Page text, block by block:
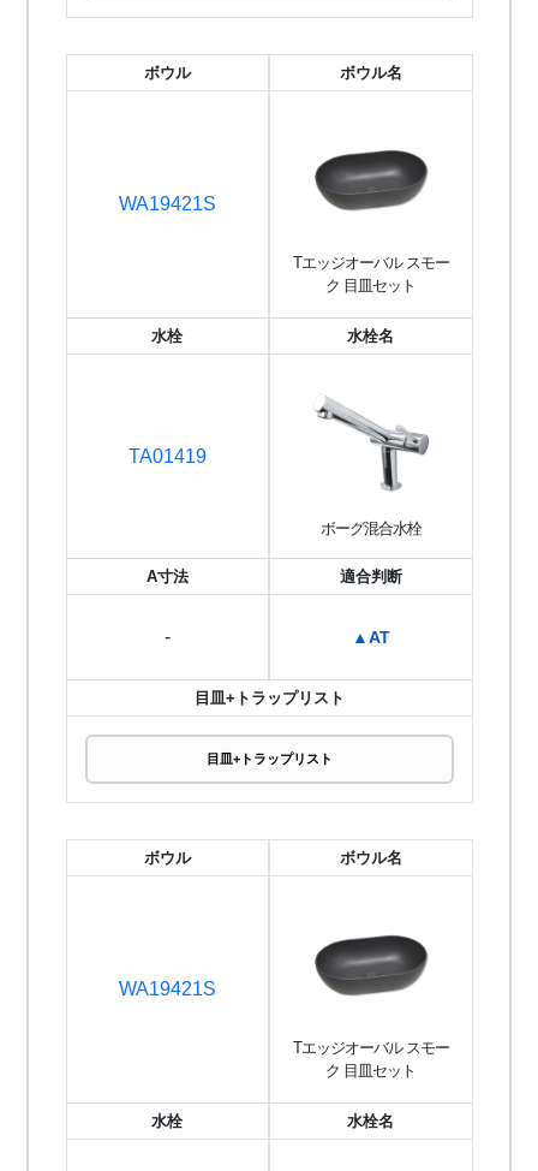
ボウル
WA19421S
ボウル名
Tエッジオーバル スモー
ク 目皿セット
水栓
TA01419
水栓名
ボーグ混合水栓
A寸法
-
適合判断
▲AT
目皿+トラップリスト
目皿+トラップリスト
ボウル
WA19421S
ボウル名
Tエッジオーバル スモー
ク 目皿セット
水栓 水栓名